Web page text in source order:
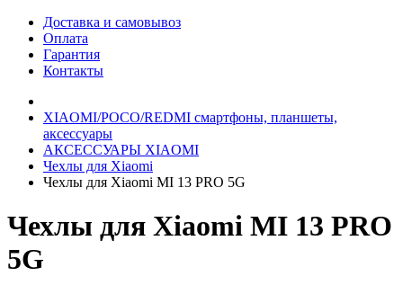
Доставка и самовывоз
Оплата
Гарантия
Контакты
XIAOMI/POCO/REDMI cмартфоны, планшеты,
аксессуары
АКСЕССУАРЫ XIAOMI
Чехлы для Xiaomi
Чехлы для Xiaomi MI 13 PRO 5G
Чехлы для Xiaomi MI 13 PRO
5G